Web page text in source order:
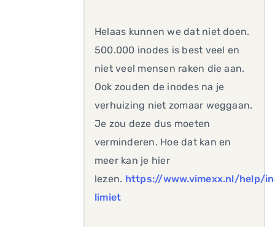
Helaas kunnen we dat niet doen.
500.000 inodes is best veel en
niet veel mensen raken die aan.
Ook zouden de inodes na je
verhuizing niet zomaar weggaan.
Je zou deze dus moeten
verminderen. Hoe dat kan en
meer kan je hier
lezen. https://www.vimexx.nl/help/
limiet